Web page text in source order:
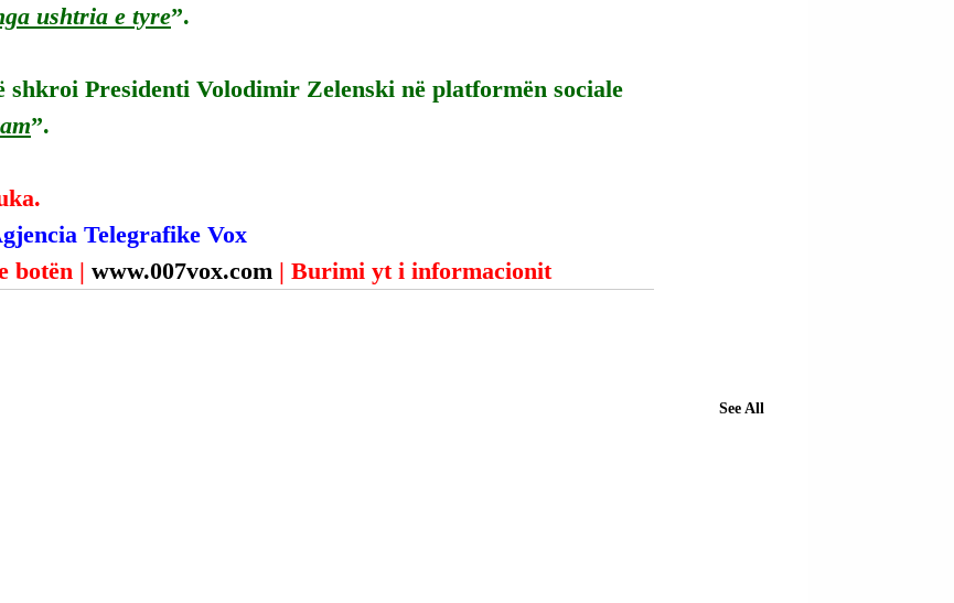
ushtria e tyre”.
shkroi Presidenti Volodimir Zelenski në platformën sociale
”.
Telegrafike Vox
botën | www.007vox.com | Burimi yt i informacionit
See All